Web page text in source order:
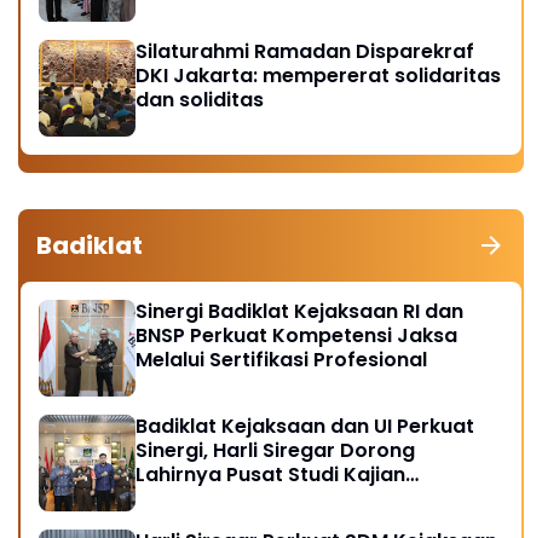
Silaturahmi Ramadan Disparekraf
DKI Jakarta: mempererat solidaritas
dan soliditas
Badiklat
Sinergi Badiklat Kejaksaan RI dan
BNSP Perkuat Kompetensi Jaksa
Melalui Sertifikasi Profesional
Badiklat Kejaksaan dan UI Perkuat
Sinergi, Harli Siregar Dorong
Lahirnya Pusat Studi Kajian